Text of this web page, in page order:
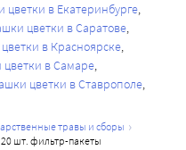
цветки в Екатеринбурге
цветки в Саратове
в Красноярске
в Самаре
цветки в Ставрополе
травы и сборы
20 шт. фильтр-пакеты